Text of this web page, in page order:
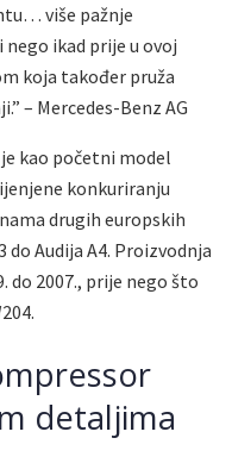
više pažnje
ikad prije u ovoj
koja također pruža
– Mercedes-Benz AG
kao početni model
konkuriranju
drugih europskih
do Audija A4. Proizvodnja
do 2007., prije nego što
detaljima